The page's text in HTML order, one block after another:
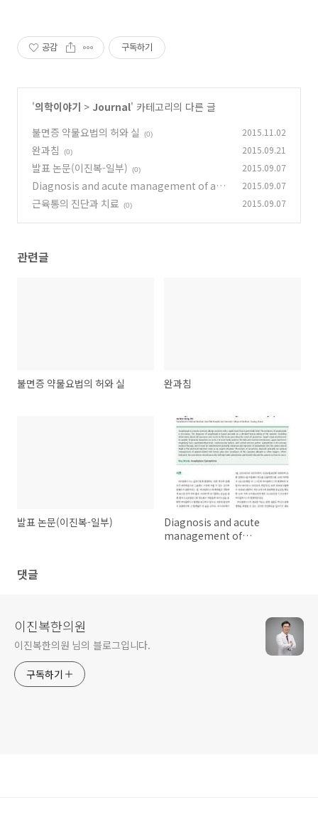
공감 구독하기
'의학이야기 > Journal' 카테고리의 다른 글
불면증 약물요법의 허와 실
(0) 2015.11.02
완과침 (0) 2015.09.21
발표 논문(이진복-일부) (0) 2015.09.07
Diagnosis and acute management of ana
phylaxis
(0)
2015.09.07
근육통의 진단과 치료 (0) 2015.09.07
관련글
불면증 약물요법의 허와 실 완과침
발표 논문(이진복-일부)
Diagnosis and acute
management of
댓글
이진복한의원
이진복한의원 님의 블로그입니다.
구독하기